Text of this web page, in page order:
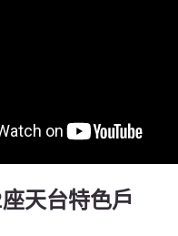
座天台特色戶